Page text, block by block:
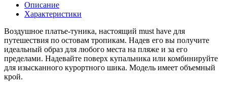
Описание
Характеристики
Воздушное платье-туника, настоящий must have для
путешествия по остовам тропикам. Надев его вы получите
идеальный образ для любого места на пляже и за его
пределами. Надевайте поверх купальника или комбинируйте
для изысканного курортного шика. Модель имеет объемный
крой.